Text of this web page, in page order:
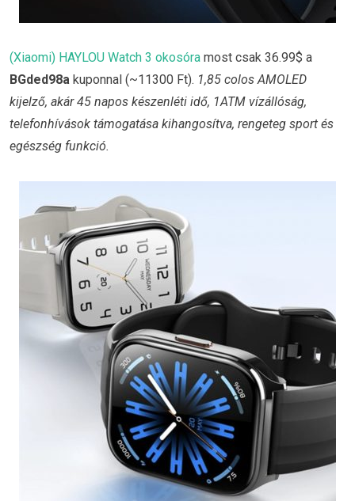
(Xiaomi) HAYLOU Watch 3 okosóra most csak 36.99$ a
BGded98a kuponnal (~11300 Ft). 1,85 colos AMOLED
kijelző, akár 45 napos készenléti idő, 1ATM vízállóság,
telefonhívások támogatása kihangosítva, rengeteg sport és
egészség funkció.